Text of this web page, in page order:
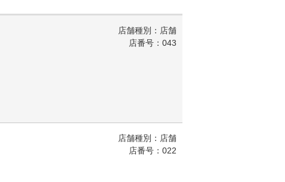
店舗種別：店舗
店番号：043
店舗種別：店舗
店番号：022